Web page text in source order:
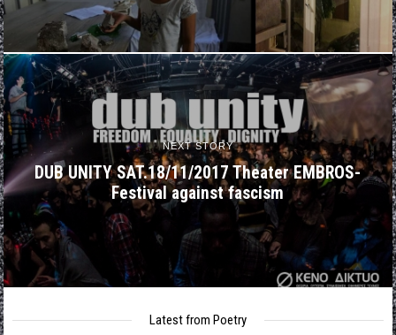
NEXT STORY
DUB UNITY SAT.18/11/2017 Theater EMBROS-
Festival against fascism
Latest from Poetry